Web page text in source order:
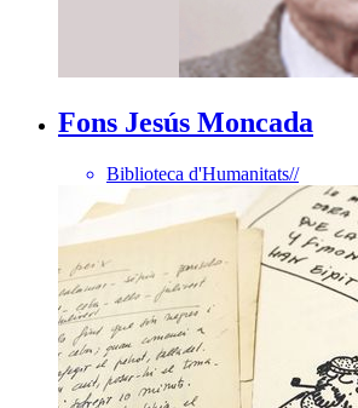
Fons Jesús Moncada
Biblioteca d'Humanitats//